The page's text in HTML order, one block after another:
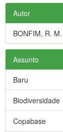
Autor
BONFIM, R. M.
Assunto
Baru
Biodiversidade
Copabase